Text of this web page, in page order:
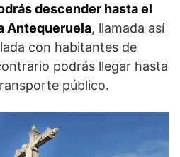
descender hasta el
Antequeruela, llamada así
con habitantes de
podrás llegar hasta
público.